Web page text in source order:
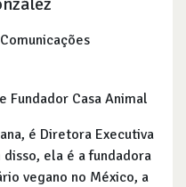
Fundador Casa Animal
é Diretora Executiva
ela é a fundadora
vegano no México, a